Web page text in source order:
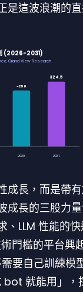
是這波浪潮的
(2026-2031)
Grand View Research
2029 2031
~250
324.5
成長，而是帶
成長的三股力
、LLM 性能的
門檻的平台興
要自己訓練模
bot 就能用」，